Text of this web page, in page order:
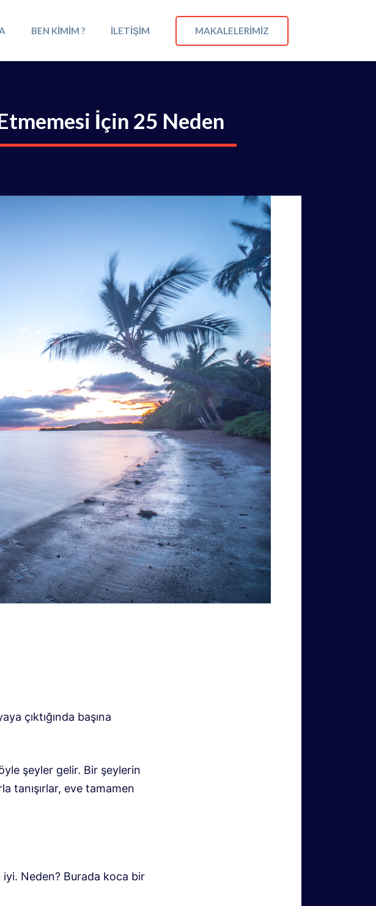
BEN KIMIM ? İLETIŞIM MAKALELERIMIZ
İçin 25 Neden
çıktığında başına
şeyler gelir. Bir şeylerin
tanışırlar, eve tamamen
iyi. Neden? Burada koca bir